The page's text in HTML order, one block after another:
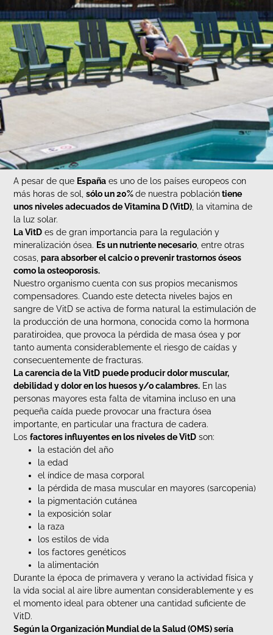
A pesar de que España es uno de los países europeos con
más horas de sol,sólo un 20%de nuestra poblacióntiene
unos niveles adecuados de Vitamina D (VitD) , la vitamina de
la luz solar.
La VitD es de gran importancia para la regulación y
mineralización ósea. Es un nutriente necesario , entre otras
cosas,para absorber el calcio o prevenir trastornos óseos
como la osteoporosis.
Nuestro organismo cuenta con sus propios mecanismos
compensadores. Cuando este detecta niveles bajos en
sangre de VitD se activa de forma natural la estimulación de
la producción de una hormona, conocida como la hormona
paratiroidea, que provoca la pérdida de masa ósea y por
tanto aumenta considerablemente el riesgo de caídas y
consecuentemente de fracturas.
La carencia de la VitD puede producir dolor muscular,
debilidad y dolor en los huesos y/o calambres. En las
personas mayores esta falta de vitamina incluso en una
pequeña caída puede provocar una fractura ósea
importante, en particular una fractura de cadera.
Losfactores influyentes en los niveles de VitD son:
la estación del año
la edad
el índice de masa corporal
la pérdida de masa muscular en mayores (sarcopenia)
la pigmentación cutánea
la exposición solar
la raza
los estilos de vida
los factores genéticos
la alimentación
Durante la época de primavera y verano la actividad física y
la vida social al aire libre aumentan considerablemente y es
el momento ideal para obtener una cantidad suficiente de
VitD.
Según la Organización Mundial de la Salud (OMS) sería